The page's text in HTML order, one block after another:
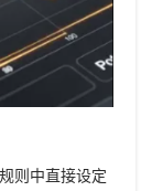
则中直接设定